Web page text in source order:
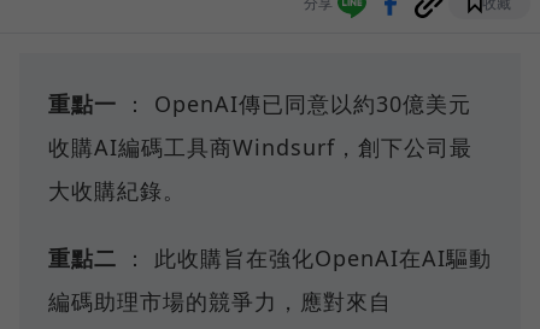
重點一 ： OpenAI傳已同意以約30億美元
收購AI編碼工具商Windsurf，創下公司最
大收購紀錄。
重點二 ： 此收購旨在強化OpenAI在AI驅動
編碼助理市場的競爭力，應對來自